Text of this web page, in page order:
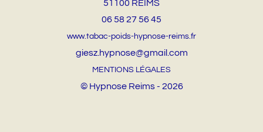
51100 REIMS
06 58 27 56 45
www.tabac-poids-hypnose-reims.fr
giesz.hypnose@gmail.com
MENTIONS LÉGALES
© Hypnose Reims - 2026